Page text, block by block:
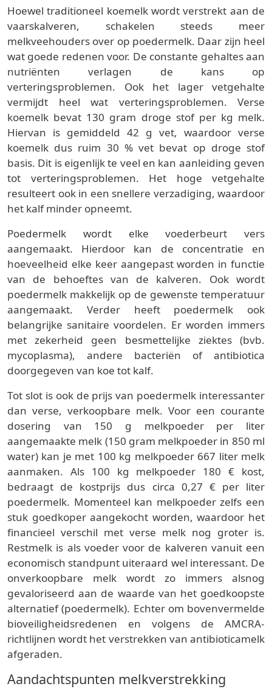
Hoewel traditioneel koemelk wordt verstrekt aan de
vaarskalveren, schakelen steeds meer
melkveehouders over op poedermelk. Daar zijn heel
wat goede redenen voor. De constante gehaltes aan
nutriënten verlagen de kans op
verteringsproblemen. Ook het lager vetgehalte
vermijdt heel wat verteringsproblemen. Verse
koemelk bevat 130 gram droge stof per kg melk.
Hiervan is gemiddeld 42 g vet, waardoor verse
koemelk dus ruim 30 % vet bevat op droge stof
basis. Dit is eigenlijk te veel en kan aanleiding geven
tot verteringsproblemen. Het hoge vetgehalte
resulteert ook in een snellere verzadiging, waardoor
het kalf minder opneemt.
Poedermelk wordt elke voederbeurt vers
aangemaakt. Hierdoor kan de concentratie en
hoeveelheid elke keer aangepast worden in functie
van de behoeftes van de kalveren. Ook wordt
poedermelk makkelijk op de gewenste temperatuur
aangemaakt. Verder heeft poedermelk ook
belangrijke sanitaire voordelen. Er worden immers
met zekerheid geen besmettelijke ziektes (bvb.
mycoplasma), andere bacteriën of antibiotica
doorgegeven van koe tot kalf.
Tot slot is ook de prijs van poedermelk interessanter
dan verse, verkoopbare melk. Voor een courante
dosering van 150 g melkpoeder per liter
aangemaakte melk (150 gram melkpoeder in 850 ml
water) kan je met 100 kg melkpoeder 667 liter melk
aanmaken. Als 100 kg melkpoeder 180 € kost,
bedraagt de kostprijs dus circa 0,27 € per liter
poedermelk. Momenteel kan melkpoeder zelfs een
stuk goedkoper aangekocht worden, waardoor het
financieel verschil met verse melk nog groter is.
Restmelk is als voeder voor de kalveren vanuit een
economisch standpunt uiteraard wel interessant. De
onverkoopbare melk wordt zo immers alsnog
gevaloriseerd aan de waarde van het goedkoopste
alternatief (poedermelk). Echter om bovenvermelde
bioveiligheidsredenen en volgens de AMCRA-
richtlijnen wordt het verstrekken van antibioticamelk
afgeraden.
Aandachtspunten melkverstrekking